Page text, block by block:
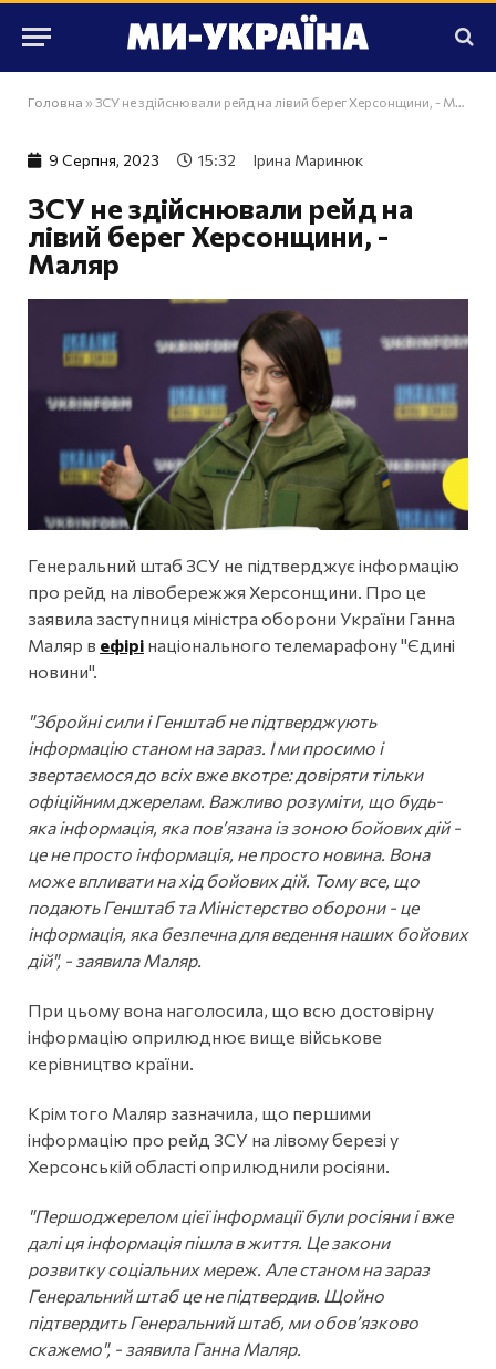
Головна » ЗСУ не здійснювали рейд на лівий берег Херсонщини, - Маляр
9 Серпня, 2023 15:32 Ірина Маринюк
ЗСУ не здійснювали рейд на
лівий берег Херсонщини, -
Маляр
Генеральний штаб ЗСУ не підтверджує інформацію
про рейд на лівобережжя Херсонщини. Про це
заявила заступниця міністра оборони України Ганна
Маляр в ефірі національного телемарафону "Єдині
новини".
"Збройні сили і Генштаб не підтверджують
інформацію станом на зараз. І ми просимо і
звертаємося до всіх вже вкотре: довіряти тільки
офіційним джерелам. Важливо розуміти, що будь-
яка інформація, яка пов’язана із зоною бойових дій -
це не просто інформація, не просто новина. Вона
може впливати на хід бойових дій. Тому все, що
подають Генштаб та Міністерство оборони - це
інформація, яка безпечна для ведення наших бойових
дій", - заявила Маляр.
При цьому вона наголосила, що всю достовірну
інформацію оприлюднює вище військове
керівництво країни.
Крім того Маляр зазначила, що першими
інформацію про рейд ЗСУ на лівому березі у
Херсонській області оприлюднили росіяни.
"Першоджерелом цієї інформації були росіяни і вже
далі ця інформація пішла в життя. Це закони
розвитку соціальних мереж. Але станом на зараз
Генеральний штаб це не підтвердив. Щойно
підтвердить Генеральний штаб, ми обов’язково
скажемо", - заявила Ганна Маляр.